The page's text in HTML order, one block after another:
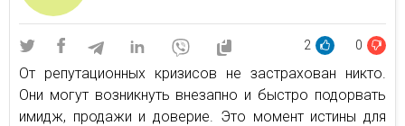
2 0
От репутационных кризисов не застрахован никто.
Они могут возникнуть внезапно и быстро подорвать
имидж, продажи и доверие. Это момент истины для